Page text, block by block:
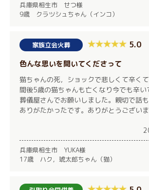
兵庫県相生市 せつ様
9歳 クラツシュちゃん（インコ）
家族立会火葬 5.0
色んな思いを聞いてくださって
猫ちゃんの死，ショックで悲しくて辛く
間後5歳の猫ちゃんも亡くなり今でも辛
葬儀屋さんでお願いしました。親切で話
ありがたかったです。ありがとうございま
兵庫県相生市 YUKA様
17歳 ハク，琥太郎ちゃん（猫）